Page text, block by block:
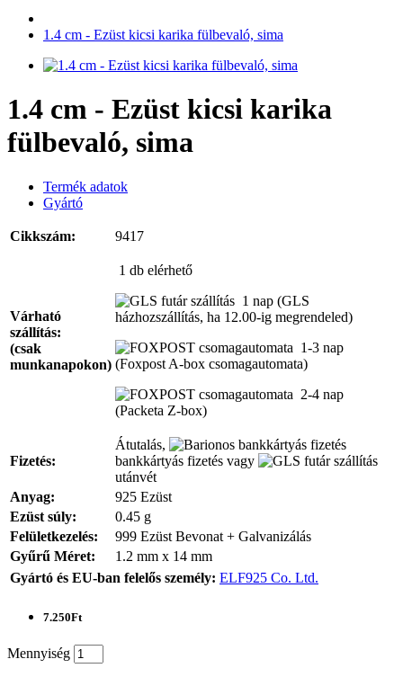
1.4 cm - Ezüst kicsi karika fülbevaló, sima
1.4 cm - Ezüst kicsi karika
fülbevaló, sima
Termék adatok
Gyártó
Cikkszám: 9417
Várható
szállítás:
(csak
munkanapokon)
1 db elérhető
1 nap (GLS
házhozszállítás, ha 12.00-ig megrendeled)
1-3 nap
(Foxpost A-box csomagautomata)
2-4 nap
(Packeta Z-box)
Fizetés:
Átutalás,
bankkártyás fizetés vagy
utánvét
Anyag:
925 Ezüst
Ezüst súly:
0.45 g
Felületkezelés:
999 Ezüst Bevonat + Galvanizálás
Gyűrű Méret:
1.2 mm x 14 mm
Gyártó és EU-ban felelős személy: ELF925 Co. Ltd.
7.250Ft
Mennyiség